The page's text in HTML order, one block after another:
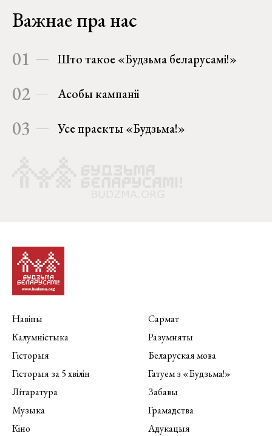
Важнае пра нас
01 Што такое «Будзьма беларусамі!»
02 Асобы кампаніі
03 Усе праекты «Будзьма!»
Навіны
Калумністыка
Гісторыя
Гісторыя за 5 хвілін
Літаратура
Музыка
Кіно
Сармат
Разумняты
Беларуская мова
Гатуем з «Будзьма!»
Забавы
Грамадства
Адукацыя